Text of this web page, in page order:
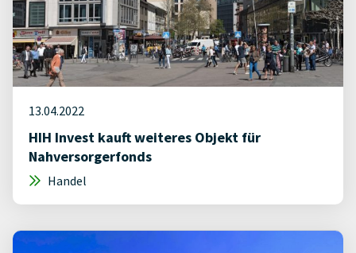
13.04.2022
HIH Invest kauft weiteres Objekt für
Nahversorgerfonds
Handel